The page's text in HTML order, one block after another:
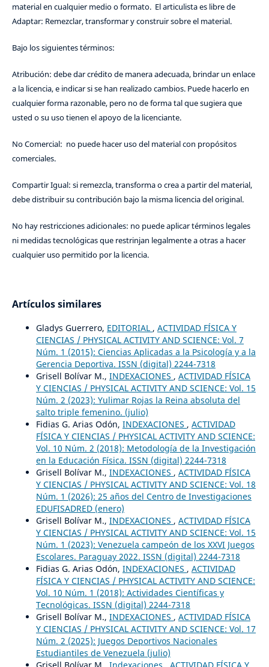
material en cualquier medio o formato. El articulista es libre de
Adaptar: Remezclar, transformar y construir sobre el material.
Bajo los siguientes términos:
Atribución: debe dar crédito de manera adecuada, brindar un enlace
a la licencia, e indicar si se han realizado cambios. Puede hacerlo en
cualquier forma razonable, pero no de forma tal que sugiera que
usted o su uso tienen el apoyo de la licenciante.
No Comercial: no puede hacer uso del material con propósitos
comerciales.
Compartir Igual: si remezcla, transforma o crea a partir del material,
debe distribuir su contribución bajo la misma licencia del original.
No hay restricciones adicionales: no puede aplicar términos legales
ni medidas tecnológicas que restrinjan legalmente a otras a hacer
cualquier uso permitido por la licencia.
Artículos similares
Gladys Guerrero, EDITORIAL , ACTIVIDAD FÍSICA Y
CIENCIAS / PHYSICAL ACTIVITY AND SCIENCE: Vol. 7
Núm. 1 (2015): Ciencias Aplicadas a la Psicología y a la
Gerencia Deportiva. ISSN (digital) 2244-7318
Grisell Bolívar M., INDEXACIONES , ACTIVIDAD FÍSICA
Y CIENCIAS / PHYSICAL ACTIVITY AND SCIENCE: Vol. 15
Núm. 2 (2023): Yulimar Rojas la Reina absoluta del
salto triple femenino. (julio)
Fidias G. Arias Odón, INDEXACIONES , ACTIVIDAD
FÍSICA Y CIENCIAS / PHYSICAL ACTIVITY AND SCIENCE:
Vol. 10 Núm. 2 (2018): Metodología de la Investigación
en la Educación Física. ISSN (digital) 2244-7318
Grisell Bolívar M., INDEXACIONES , ACTIVIDAD FÍSICA
Y CIENCIAS / PHYSICAL ACTIVITY AND SCIENCE: Vol. 18
Núm. 1 (2026): 25 años del Centro de Investigaciones
EDUFISADRED (enero)
Grisell Bolívar M., INDEXACIONES , ACTIVIDAD FÍSICA
Y CIENCIAS / PHYSICAL ACTIVITY AND SCIENCE: Vol. 15
Núm. 1 (2023): Venezuela campeón de los XXVI Juegos
Escolares. Paraguay 2022. ISSN (digital) 2244-7318
Fidias G. Arias Odón, INDEXACIONES , ACTIVIDAD
FÍSICA Y CIENCIAS / PHYSICAL ACTIVITY AND SCIENCE:
Vol. 10 Núm. 1 (2018): Actividades Científicas y
Tecnológicas. ISSN (digital) 2244-7318
Grisell Bolívar M., INDEXACIONES , ACTIVIDAD FÍSICA
Y CIENCIAS / PHYSICAL ACTIVITY AND SCIENCE: Vol. 17
Núm. 2 (2025): Juegos Deportivos Nacionales
Estudiantiles de Venezuela (julio)